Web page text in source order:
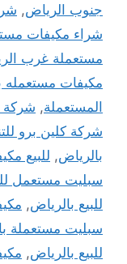
جنوب الرياض,
شراء مكيفات
مستعملة غرب
مكيفات مستعمله
المستعملة, شركة
شركة كلين برو
بالرياض, للبيع
سبليت مستعمل
للبيع بالرياض,
سبليت مستعملة
للبيع بالرياض,